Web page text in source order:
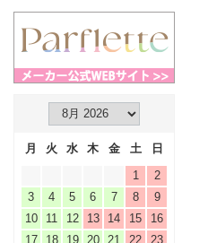
月 火 水 木 金 土
日
1
2
3
4 5 6 7 8
9
10
11 12 13 14 15
16
17
18 19 20 21 22
23